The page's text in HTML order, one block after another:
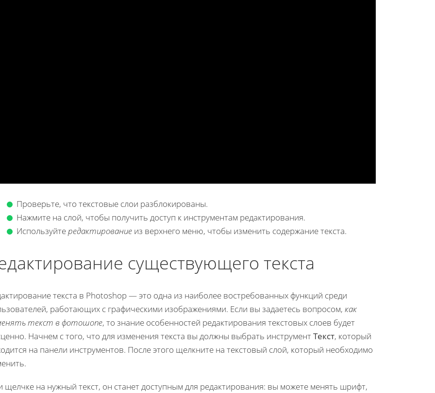
Проверьте, что текстовые слои разблокированы.
Нажмите на слой, чтобы получить доступ к инструментам редактирования.
Используйте редактирование из верхнего меню, чтобы изменить содержание текста.
существующего текста
текста в Photoshop — это одна из наиболее востребованных функций среди
работающих с графическими изображениями. Если вы задаетесь вопросом, как
текст в фотошопе, то знание особенностей редактирования текстовых слоев будет
Начнем с того, что для изменения текста вы должны выбрать инструментТекст, который
на панели инструментов. После этого щелкните на текстовый слой, который необходимо
щелчке на нужный текст, он станет доступным для редактирования: вы можете менять шрифт,